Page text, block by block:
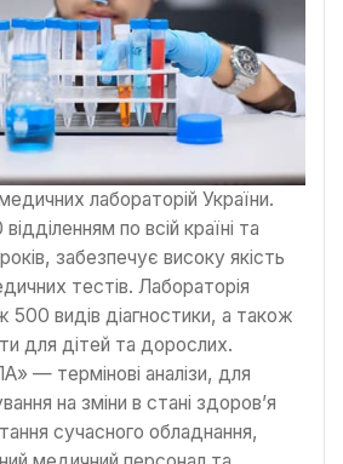
лабораторій України.
по всій країні та
забезпечує високу якість
тестів. Лабораторія
500 видів діагностики, а також
для дітей та дорослих.
— термінові аналізи, для
на зміни в стані здоров’я
сучасного обладнання,